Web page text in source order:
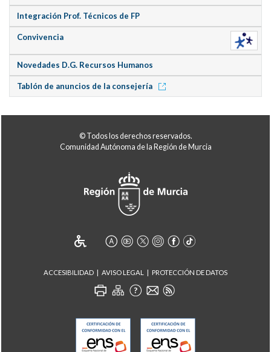
Integración Prof. Técnicos de FP
Convivencia
Novedades D.G. Recursos Humanos
Tablón de anuncios de la consejería
© Todos los derechos reservados.
Comunidad Autónoma de la Región de Murcia
ACCESIBILIDAD AVISO LEGAL PROTECCIÓN DE DATOS